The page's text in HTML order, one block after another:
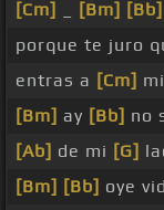
[Cm]
[Bm] [Bb]
porque te juro
entras a [Cm]
[Bm] ay [Bb] no
[Ab] de mi [G]
[Bm] [Bb] oye